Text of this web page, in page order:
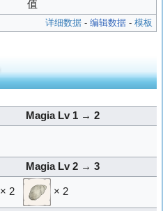
值
详细数据- 编辑数据- 模板
Magia Lv 1 → 2
Magia Lv 2 → 3
× 2 × 2